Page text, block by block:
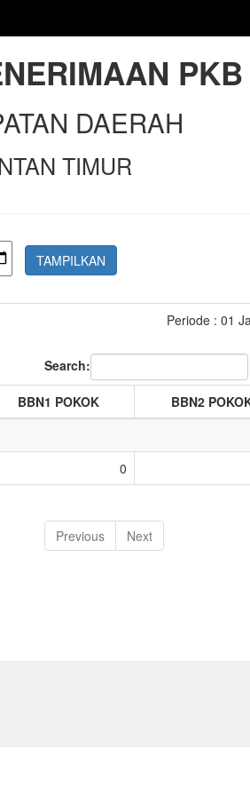
DAERAH
TIMUR
Periode : 01
Search:
BBN1 POKOK BBN2
0
Previous
Next